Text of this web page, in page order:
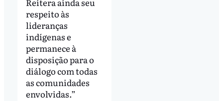
respeito às
lideranças
indígenas e
permanece à
disposição para o
diálogo com todas
as comunidades
envolvidas.”